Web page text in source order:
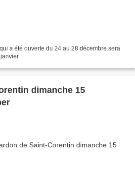
a été ouverte du 24 au 28 décembre sera
dimanche 15